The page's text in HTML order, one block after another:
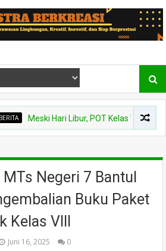
Meski Hari Libur, POT Kelas VIII B MTsN 7
Negeri 7 Bantul
Buku Paket
VIII
Juni 16, 2025 0